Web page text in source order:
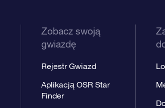
Zobacz swoją
gwiazdę
Rejestr Gwiazd
Aplikacją OSR Star
Finder